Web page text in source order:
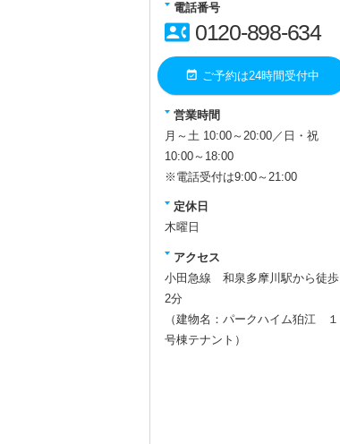
電話番号
contact_phone 0120-898-634
event_available ご予約は24時間受付中
営業時間
月～土 10:00～20:00／日・祝
10:00～18:00
※電話受付は9:00～21:00
定休日
木曜日
アクセス
小田急線 和泉多摩川駅から徒歩
2分
（建物名：パークハイム狛江 １
号棟テナント）